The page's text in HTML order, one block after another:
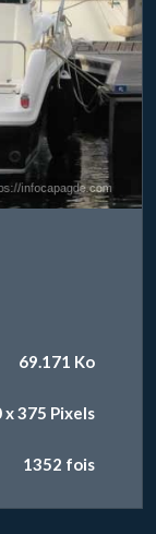
69.171 Ko
x 375 Pixels
1352 fois